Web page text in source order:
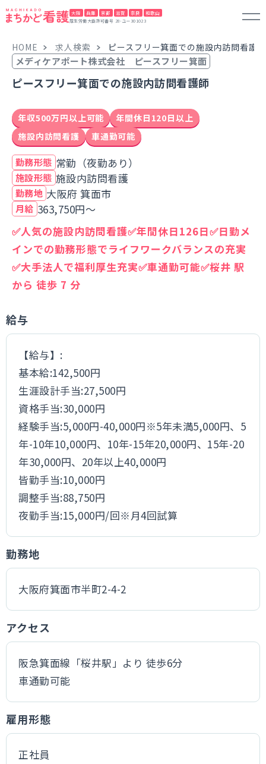
大阪 兵庫 京都 滋賀 奈良 和歌山
厚生労働大臣許可番号 28-ユー301023
HOME 求人検索 ピースフリー箕面での施設内訪問看護師
メディケアポート株式会社 ピースフリー箕面
ピースフリー箕面での施設内訪問看護師
年収500万円以上可能
年間休日120日以上
施設内訪問看護
車通勤可能
勤務形態 常勤（夜勤あり）
施設形態 施設内訪問看護
勤務地 大阪府 箕面市
月給 363,750円～
✅人気の施設内訪問看護✅年間休日126日✅日勤メ
インでの勤務形態でライフワークバランスの充実
✅大手法人で福利厚生充実✅車通勤可能✅桜井 駅
から 徒歩 7 分
給与
【給与】:
基本給:142,500円
生涯設計手当:27,500円
資格手当:30,000円
経験手当:5,000円-40,000円※5年未満5,000円、5
年-10年10,000円、10年-15年20,000円、15年-20
年30,000円、20年以上40,000円
皆勤手当:10,000円
調整手当:88,750円
夜勤手当:15,000円/回※月4回試算
勤務地
大阪府箕面市半町2-4-2
アクセス
阪急箕面線「桜井駅」より 徒歩6分
車通勤可能
雇用形態
正社員